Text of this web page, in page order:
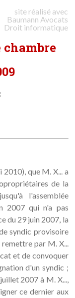
site réalisé avec
Baumann Avocats
Droit informatique
chambre
que M. X... a
de la
l'assemblée
2007 qui n'a pas
du 29 juin 2007, la
syndic provisoire
par M. X...
et de convoquer
d'un syndic ;
2007 à M. X...,
ce dernier aux